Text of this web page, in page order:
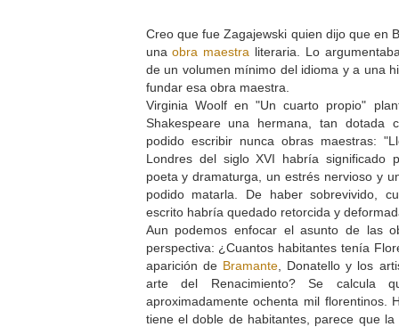
Creo que fue Zagajewski quien dijo que en
unaobra maestra literaria. Lo
de un volumen mínimo del idioma y a una
fundar esa obra maestra.
Virginia Woolf en "Un cuarto propio"
Shakespeare una hermana, tan dotada
podido escribir nunca obras maestras:
Londres del siglo XVI habría significado
poeta y dramaturga, un estrés nervioso y
podido matarla. De haber sobrevivido,
escrito habría quedado retorcida y
Aun podemos enfocar el asunto de las
perspectiva: ¿Cuantos habitantes tenía
aparición de Bramante, Donatello y los
arte del Renacimiento? Se calcula
aproximadamente ochenta mil florentinos.
tiene el doble de habitantes, parece que